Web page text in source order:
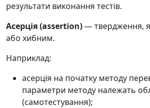
результати виконання тестів.
Асерція (assertion)— твердження,
або хибним.
Наприклад:
асерція на початку методу
параметри методу належать
(самотестування);